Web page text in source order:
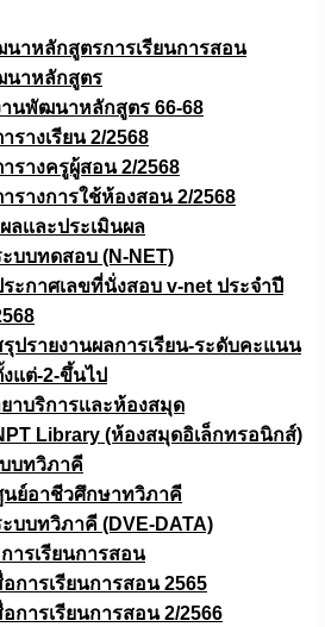
าหลักสูตรการเรียนการสอน
นาหลักสูตร
านพัฒนาหลักสูตร 66-68
ารางเรียน 2/2568
ารางครูผู้สอน 2/2568
ารางการใช้ห้องสอน 2/2568
ลเเละประเมินผล
บบทดสอบ (N-NET)
ะกาศเลขที่นั่งสอบ v-net ประจำปี
รุปรายงานผลการเรียน-ระดับคะแนน
งแต่-2-ขึ้นไป
าบริการเเละห้องสมุด
Library (ห้องสมุดอิเล็กทรอนิกส์)
บทวิภาคี
นย์อาชีวศึกษาทวิภาคี
บบทวิภาคี (DVE-DATA)
ารเรียนการสอน
อการเรียนการสอน 2565
อการเรียนการสอน 2/2566